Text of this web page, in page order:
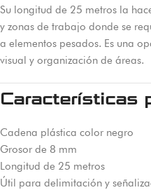
Su longitud de 25 metros la
y zonas de trabajo donde se
a elementos pesados. Es una
visual y organización de áreas.
Características
Cadena plástica color negro
Grosor de 8 mm
Longitud de 25 metros
Útil para delimitación y